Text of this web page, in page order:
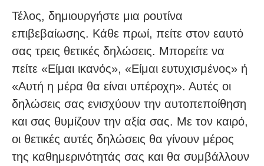
Τέλος, δημιουργήστε μια ρουτίνα
επιβεβαίωσης. Κάθε πρωί, πείτε στον εαυτό
σας τρεις θετικές δηλώσεις. Μπορείτε να
πείτε «Είμαι ικανός», «Είμαι ευτυχισμένος» ή
«Αυτή η μέρα θα είναι υπέροχη». Αυτές οι
δηλώσεις σας ενισχύουν την αυτοπεποίθηση
και σας θυμίζουν την αξία σας. Με τον καιρό,
οι θετικές αυτές δηλώσεις θα γίνουν μέρος
της καθημερινότητάς σας και θα συμβάλλουν